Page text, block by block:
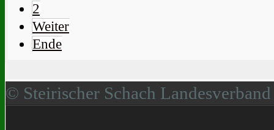
2
Weiter
Ende
© Steirischer Schach Landesverband